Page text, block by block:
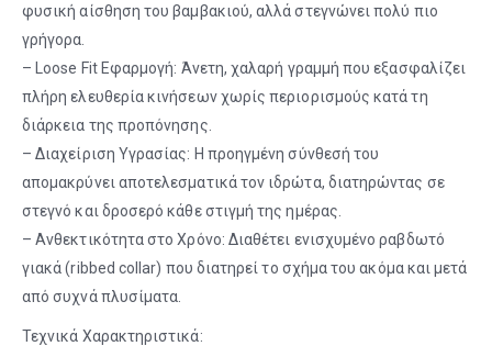
φυσική αίσθηση του βαμβακιού, αλλά στεγνώνει πολύ πιο
γρήγορα.
– Loose Fit Εφαρμογή: Άνετη, χαλαρή γραμμή που εξασφαλίζει
πλήρη ελευθερία κινήσεων χωρίς περιορισμούς κατά τη
διάρκεια της προπόνησης.
– Διαχείριση Υγρασίας: Η προηγμένη σύνθεσή του
απομακρύνει αποτελεσματικά τον ιδρώτα, διατηρώντας σε
στεγνό και δροσερό κάθε στιγμή της ημέρας.
– Ανθεκτικότητα στο Χρόνο: Διαθέτει ενισχυμένο ραβδωτό
γιακά (ribbed collar) που διατηρεί το σχήμα του ακόμα και μετά
από συχνά πλυσίματα.
Τεχνικά Χαρακτηριστικά: